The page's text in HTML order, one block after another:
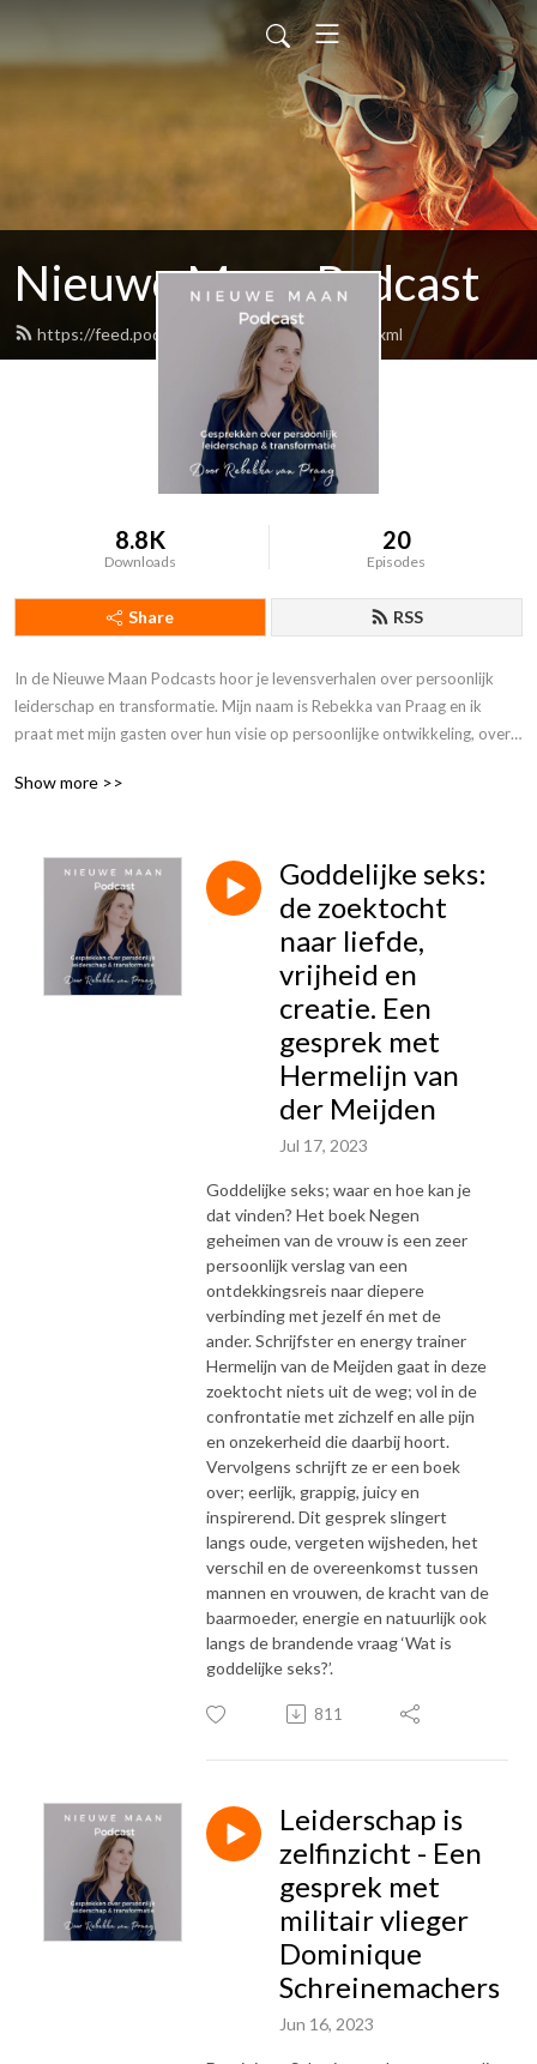
Nieuwe Maan Podcast
https://feed.podbean.com/nieuwemaan/feed.xml
8.8K
Downloads
20
Episodes
Share RSS
In de Nieuwe Maan Podcasts hoor je levensverhalen over persoonlijk
leiderschap en transformatie. Mijn naam is Rebekka van Praag en ik
praat met mijn gasten over hun visie op persoonlijke ontwikkeling, over
dagelijks leven én wat deze tocht hen gebracht heeft. Dit is jouw podcast
Show more >>
Goddelijke seks:
de zoektocht
naar liefde,
vrijheid en
creatie. Een
gesprek met
Hermelijn van
der Meijden
Jul 17, 2023
Goddelijke seks; waar en hoe kan je
dat vinden? Het boek Negen
geheimen van de vrouw is een zeer
persoonlijk verslag van een
ontdekkingsreis naar diepere
verbinding met jezelf én met de
ander. Schrijfster en energy trainer
Hermelijn van de Meijden gaat in deze
zoektocht niets uit de weg; vol in de
confrontatie met zichzelf en alle pijn
en onzekerheid die daarbij hoort.
Vervolgens schrijft ze er een boek
over; eerlijk, grappig, juicy en
inspirerend. Dit gesprek slingert
langs oude, vergeten wijsheden, het
verschil en de overeenkomst tussen
mannen en vrouwen, de kracht van de
baarmoeder, energie en natuurlijk ook
langs de brandende vraag ‘Wat is
goddelijke seks?’.
811
Leiderschap is
zelfinzicht - Een
gesprek met
militair vlieger
Dominique
Schreinemachers
Jun 16, 2023